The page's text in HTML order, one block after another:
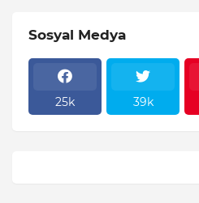
Sosyal Medya
25k 39k